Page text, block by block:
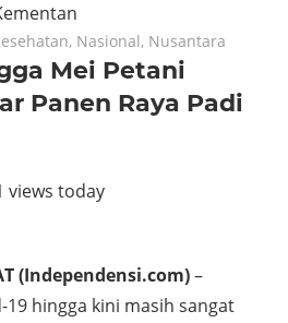
, Nasional, Nusantara
Mei Petani
Panen Raya Padi
views today
(Independensi.com)–
19 hingga kini masih sangat